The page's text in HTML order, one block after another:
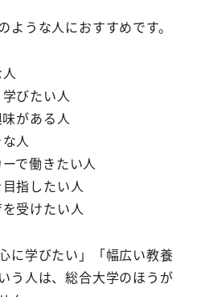
うな人におすすめです。
びたい人
がある人
人
で働きたい人
指したい人
受けたい人
に学びたい」「幅広い教養
う人は、総合大学のほうが